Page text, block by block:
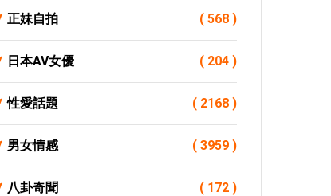
正妹自拍 ( 568 )
日本AV女優 ( 204 )
性愛話題 ( 2168 )
男女情感 ( 3959 )
八卦奇聞 ( 172 )